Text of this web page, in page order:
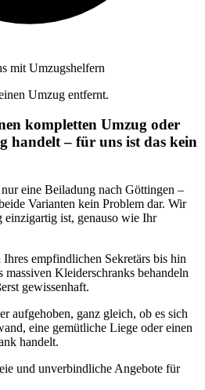
mit Umzugshelfern
Umzug entfernt.
kompletten Umzug oder
handelt – für uns ist das kein
eine Beiladung nach Göttingen –
Varianten kein Problem dar. Wir
einzigartig ist, genauso wie Ihr
empfindlichen Sekretärs bis hin
massiven Kleiderschranks behandeln
gewissenhaft.
aufgehoben, ganz gleich, ob es sich
eine gemütliche Liege oder einen
handelt.
und unverbindliche Angebote für